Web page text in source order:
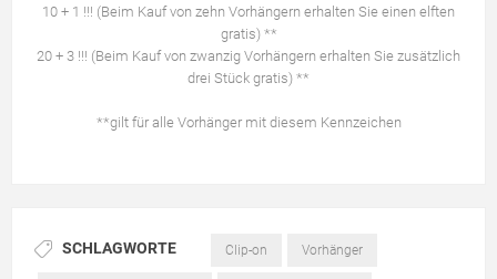
10 + 1 !!! (Beim Kauf von zehn Vorhängern erhalten Sie einen elften
gratis) **
20 + 3 !!! (Beim Kauf von zwanzig Vorhängern erhalten Sie zusätzlich
drei Stück gratis) **
**gilt für alle Vorhänger mit diesem Kennzeichen
SCHLAGWORTE Clip-on Vorhänger